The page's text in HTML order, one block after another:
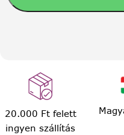
20.000 Ft felett
ingyen szállítás